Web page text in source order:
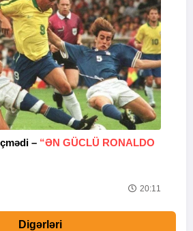
– “ƏN GÜCLÜ RONALDO
20:11
Digərləri